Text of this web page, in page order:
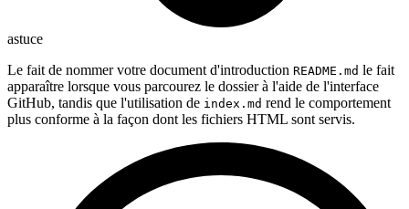
astuce
Le fait de nommer votre document d'introduction README.md le fait
apparaître lorsque vous parcourez le dossier à l'aide de l'interface
GitHub, tandis que l'utilisation de index.md rend le comportement
plus conforme à la façon dont les fichiers HTML sont servis.